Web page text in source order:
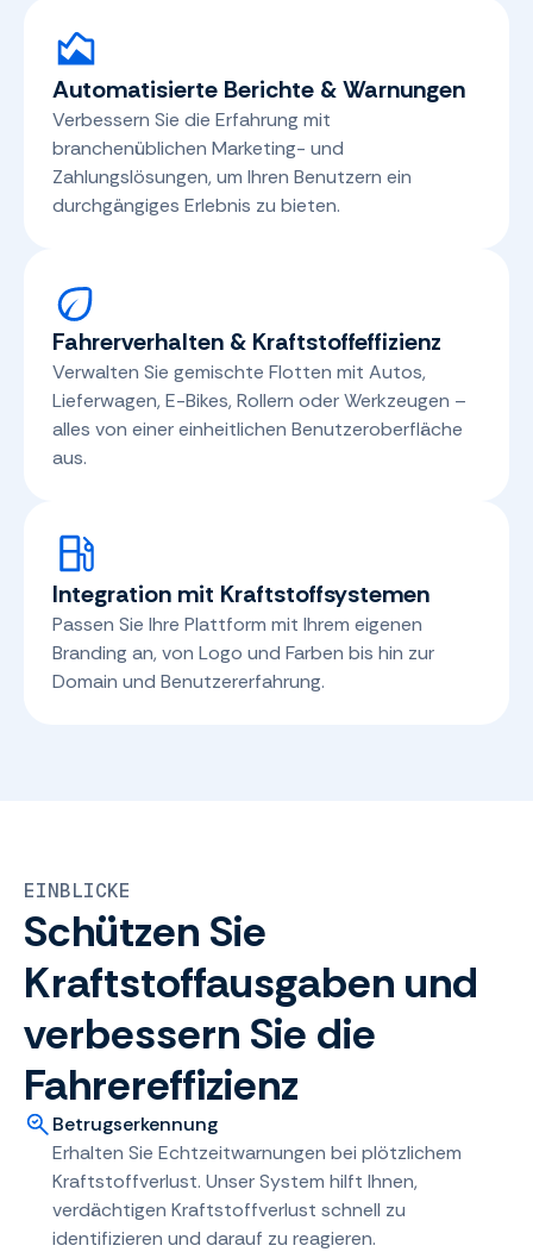
Automatisierte Berichte & Warnungen
Verbessern Sie die Erfahrung mit
branchenüblichen Marketing- und
Zahlungslösungen, um Ihren Benutzern ein
durchgängiges Erlebnis zu bieten.
Fahrerverhalten & Kraftstoffeffizienz
Verwalten Sie gemischte Flotten mit Autos,
Lieferwagen, E-Bikes, Rollern oder Werkzeugen –
alles von einer einheitlichen Benutzeroberfläche
aus.
Integration mit Kraftstoffsystemen
Passen Sie Ihre Plattform mit Ihrem eigenen
Branding an, von Logo und Farben bis hin zur
Domain und Benutzererfahrung.
EINBLICKE
Schützen Sie
Kraftstoffausgaben und
verbessern Sie die
Fahrereffizienz
Betrugserkennung
Erhalten Sie Echtzeitwarnungen bei plötzlichem
Kraftstoffverlust. Unser System hilft Ihnen,
verdächtigen Kraftstoffverlust schnell zu
identifizieren und darauf zu reagieren.